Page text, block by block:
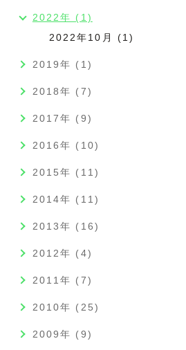
2022年 (1)
2022年10月 (1)
2019年 (1)
2018年 (7)
2017年 (9)
2016年 (10)
2015年 (11)
2014年 (11)
2013年 (16)
2012年 (4)
2011年 (7)
2010年 (25)
2009年 (9)